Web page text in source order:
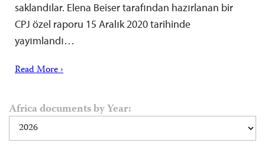
saklandılar. Elena Beiser tarafından hazırlanan bir
CPJ özel raporu 15 Aralık 2020 tarihinde
yayımlandı…
Read More ›
Africa documents by Year: